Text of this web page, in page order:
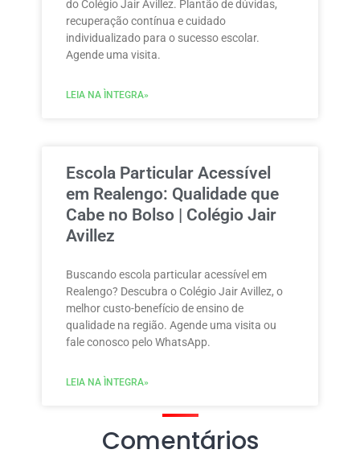
do Colégio Jair Avillez. Plantão de dúvidas,
recuperação contínua e cuidado
individualizado para o sucesso escolar.
Agende uma visita.
LEIA NA ÌNTEGRA»
Escola Particular Acessível
em Realengo: Qualidade que
Cabe no Bolso | Colégio Jair
Avillez
Buscando escola particular acessível em
Realengo? Descubra o Colégio Jair Avillez, o
melhor custo-benefício de ensino de
qualidade na região. Agende uma visita ou
fale conosco pelo WhatsApp.
LEIA NA ÌNTEGRA»
Comentários